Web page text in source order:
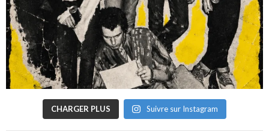
CHARGER PLUS Suivre sur Instagram